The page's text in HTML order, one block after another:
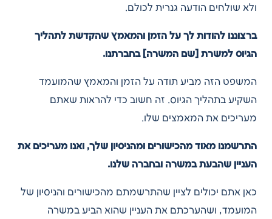
ולא שולחים הודעה גנרית לכולם.
ברצוננו להודות לך על הזמן והמאמץ שהקדשת לתהליך
הגיוס למשרת [שם המשרה] בחברתנו.
המשפט הזה מביע תודה על הזמן והמאמץ שהמועמד
השקיע בתהליך הגיוס. זה חשוב כדי להראות שאתם
מעריכים את המאמצים שלו.
התרשמנו מאוד מהכישורים ומהניסיון שלך, ואנו מעריכים את
העניין שהבעת במשרה ובחברה שלנו.
כאן אתם יכולים לציין שהתרשמתם מהכישורים והניסיון של
המועמד, ושהערכתם את העניין שהוא הביע במשרה